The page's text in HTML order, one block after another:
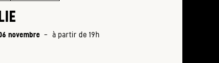
novembre - à partir de 19h